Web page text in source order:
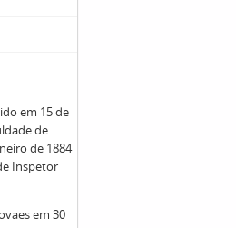
em 15 de
de
de 1884
Inspetor
em 30